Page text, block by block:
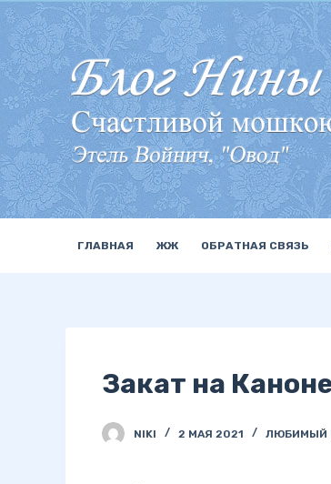
П
е
р
е
й
т
и
к
с
ГЛАВНАЯ ЖЖ ОБРАТНАЯ СВЯЗЬ
Закат на
NIKI 2 МАЯ 2021 ЛЮБИМЫЙ